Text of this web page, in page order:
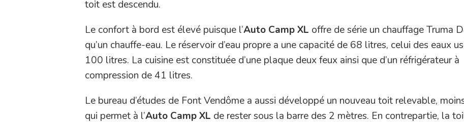
toit est descendu.
Le confort à bord est élevé puisque l’Auto Camp XL offre de série un chauffage Truma
qu’un chauffe-eau. Le réservoir d’eau propre a une capacité de 68 litres, celui des eaux
100 litres. La cuisine est constituée d’une plaque deux feux ainsi que d’un réfrigérateur à
compression de 41 litres.
Le bureau d’études de Font Vendôme a aussi développé un nouveau toit relevable,
qui permet à l’Auto Camp XL de rester sous la barre des 2 mètres. En contrepartie, la